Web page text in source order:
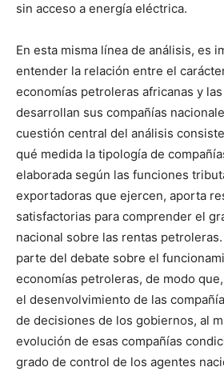
sin acceso a energía eléctrica.
En esta misma línea de análisis, es
entender la relación entre el
economías petroleras africanas y
desarrollan sus compañías
cuestión central del análisis
qué medida la tipología de
elaborada según las funciones
exportadoras que ejercen, aporta
satisfactorias para comprender el
nacional sobre las rentas
parte del debate sobre el
economías petroleras, de modo
el desenvolvimiento de las
de decisiones de los gobiernos, al
evolución de esas compañías
grado de control de los agentes